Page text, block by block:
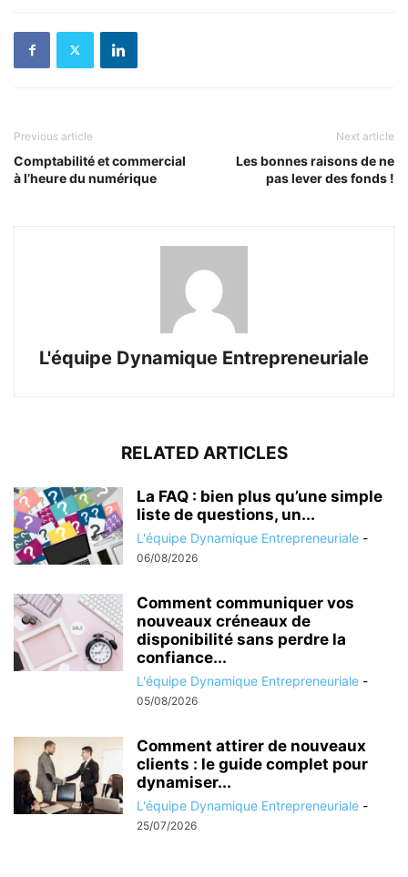
Previous article
Comptabilité et commercial
à l’heure du numérique
Next article
Les bonnes raisons de ne
pas lever des fonds !
L'équipe Dynamique Entrepreneuriale
RELATED ARTICLES
La FAQ : bien plus qu’une simple
liste de questions, un...
L'équipe Dynamique Entrepreneuriale -
06/08/2026
Comment communiquer vos
nouveaux créneaux de
disponibilité sans perdre la
confiance...
L'équipe Dynamique Entrepreneuriale -
05/08/2026
Comment attirer de nouveaux
clients : le guide complet pour
dynamiser...
L'équipe Dynamique Entrepreneuriale -
25/07/2026